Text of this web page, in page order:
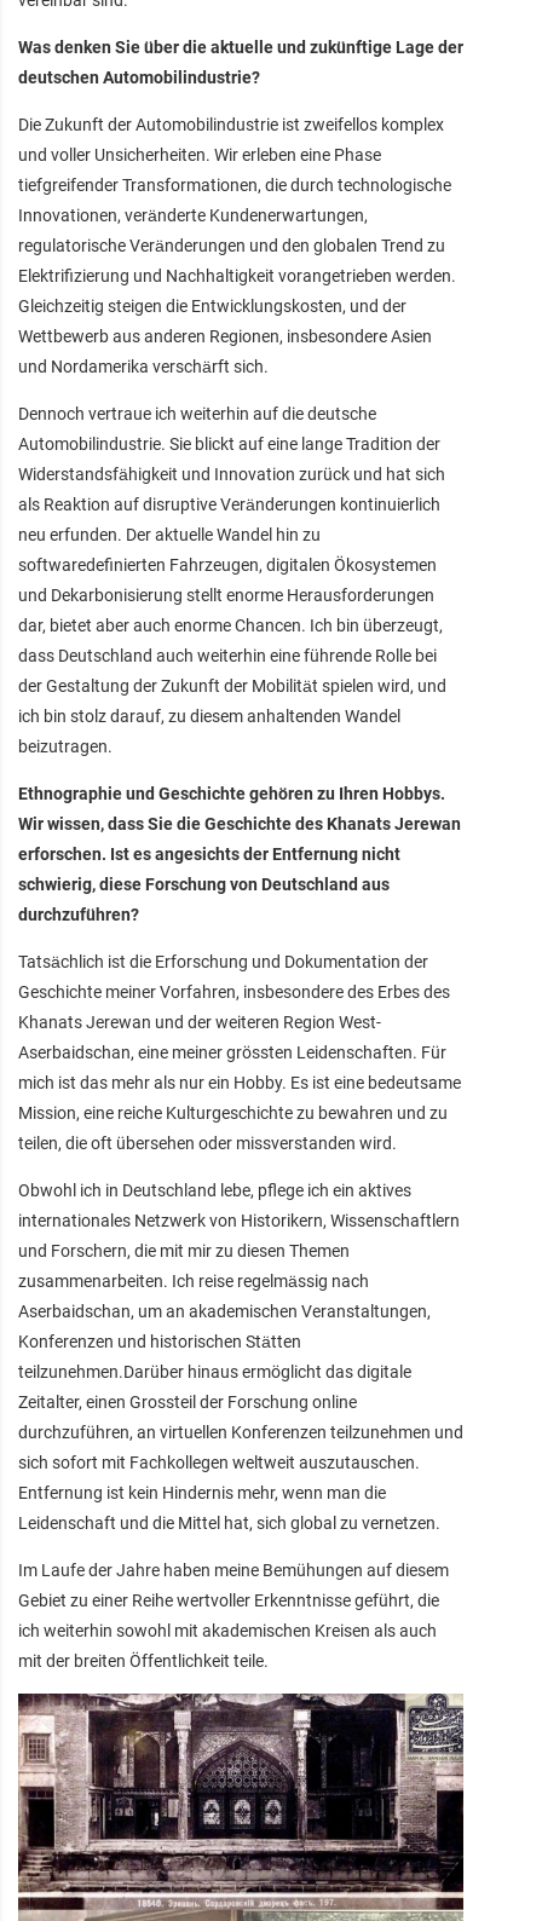
Was denken Sie über die aktuelle und zukünftige Lage der
deutschen Automobilindustrie?
Die Zukunft der Automobilindustrie ist zweifellos komplex
und voller Unsicherheiten. Wir erleben eine Phase
tiefgreifender Transformationen, die durch technologische
Innovationen, veränderte Kundenerwartungen,
regulatorische Veränderungen und den globalen Trend zu
Elektrifizierung und Nachhaltigkeit vorangetrieben werden.
Gleichzeitig steigen die Entwicklungskosten, und der
Wettbewerb aus anderen Regionen, insbesondere Asien
und Nordamerika verschärft sich.
Dennoch vertraue ich weiterhin auf die deutsche
Automobilindustrie. Sie blickt auf eine lange Tradition der
Widerstandsfähigkeit und Innovation zurück und hat sich
als Reaktion auf disruptive Veränderungen kontinuierlich
neu erfunden. Der aktuelle Wandel hin zu
softwaredefinierten Fahrzeugen, digitalen Ökosystemen
und Dekarbonisierung stellt enorme Herausforderungen
dar, bietet aber auch enorme Chancen. Ich bin überzeugt,
dass Deutschland auch weiterhin eine führende Rolle bei
der Gestaltung der Zukunft der Mobilität spielen wird, und
ich bin stolz darauf, zu diesem anhaltenden Wandel
beizutragen.
Ethnographie und Geschichte gehören zu Ihren Hobbys.
Wir wissen, dass Sie die Geschichte des Khanats Jerewan
erforschen. Ist es angesichts der Entfernung nicht
schwierig, diese Forschung von Deutschland aus
durchzuführen?
Tatsächlich ist die Erforschung und Dokumentation der
Geschichte meiner Vorfahren, insbesondere des Erbes des
Khanats Jerewan und der weiteren Region West-
Aserbaidschan, eine meiner grössten Leidenschaften. Für
mich ist das mehr als nur ein Hobby. Es ist eine bedeutsame
Mission, eine reiche Kulturgeschichte zu bewahren und zu
teilen, die oft übersehen oder missverstanden wird.
Obwohl ich in Deutschland lebe, pflege ich ein aktives
internationales Netzwerk von Historikern, Wissenschaftlern
und Forschern, die mit mir zu diesen Themen
zusammenarbeiten. Ich reise regelmässig nach
Aserbaidschan, um an akademischen Veranstaltungen,
Konferenzen und historischen Stätten
teilzunehmen.Darüber hinaus ermöglicht das digitale
Zeitalter, einen Grossteil der Forschung online
durchzuführen, an virtuellen Konferenzen teilzunehmen und
sich sofort mit Fachkollegen weltweit auszutauschen.
Entfernung ist kein Hindernis mehr, wenn man die
Leidenschaft und die Mittel hat, sich global zu vernetzen.
Im Laufe der Jahre haben meine Bemühungen auf diesem
Gebiet zu einer Reihe wertvoller Erkenntnisse geführt, die
ich weiterhin sowohl mit akademischen Kreisen als auch
mit der breiten Öffentlichkeit teile.